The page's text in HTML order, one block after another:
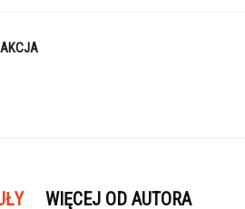
WIĘCEJ OD AUTORA